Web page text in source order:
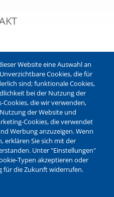
der Stadt Waltrop
Website eine Auswahl an
Cookies, die für
sind; funktionale Cookies,
bei der Nutzung der
die wir verwenden,
der Website und
Cookies, die verwendet
Werbung anzuzeigen. Wenn
erklären Sie sich mit der
Unter "Einstellungen"
Typen akzeptieren oder
für die Zukunft widerrufen.